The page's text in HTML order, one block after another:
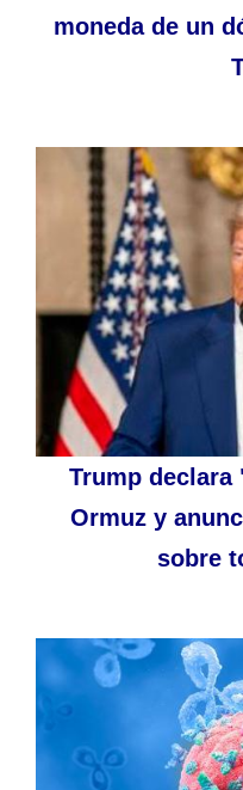
moneda de un
Trump declara
Ormuz y
sobre